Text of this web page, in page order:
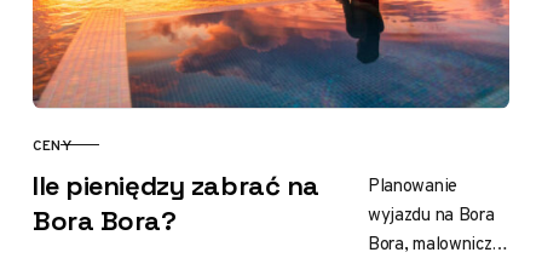
KATEGORIA
CENY
Ile pieniędzy zabrać na
Bora Bora?
Planowanie
wyjazdu na Bora
Bora, malowniczą